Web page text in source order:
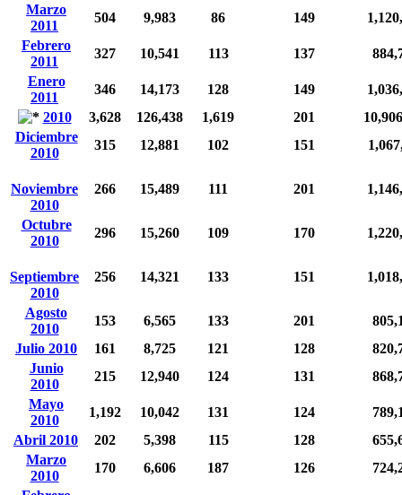
Marzo
2011
504 9,983 86 149
Febrero
2011
327 10,541 113 137
Enero
2011
346 14,173 128 149
2010
3,628 126,438 1,619 201
Diciembre
2010
315 12,881 102 151
Noviembre
2010
266 15,489 111 201
Octubre
2010
296 15,260 109 170
Septiembre
2010
256 14,321 133 151
Agosto
2010
153 6,565 133 201
Julio 2010
161 8,725 121 128
Junio
2010
215 12,940 124 131
Mayo
2010
1,192 10,042 131 124
Abril 2010
202 5,398 115 128
Marzo
2010
170 6,606 187 126